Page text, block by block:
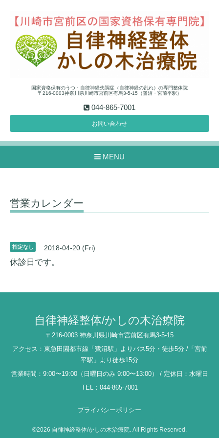
国家資格保有のうつ・自律神経失調症（自律神経の乱れ）の専門整体院
〒216-0003神奈川県川崎市宮前区有馬3-5-15（鷺沼・宮前平駅）
044-865-7001
お問い合わせ
MENU
営業カレンダー
指定なし 2018-04-20 (Fri)
休診日です。
自律神経整体/かしの木治療院
〒216-0003 神奈川県川崎市宮前区有馬3-5-15
アクセス：東急田園都市線「鷺沼駅」よりバス5分・徒歩5分 /「宮前
平駅」より徒歩15分
営業時間：9:00〜19:00（日曜日のみ 9:00〜13:00） / 定休日：水曜日
TEL：044-865-7001
プライバシーポリシー
©2026 自律神経整体/かしの木治療院 . All Rights Reserved.